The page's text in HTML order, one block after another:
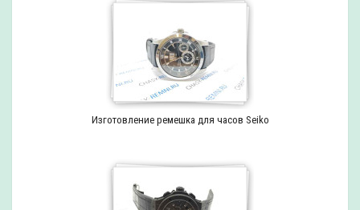
Изготовление ремешка для часов Seiko